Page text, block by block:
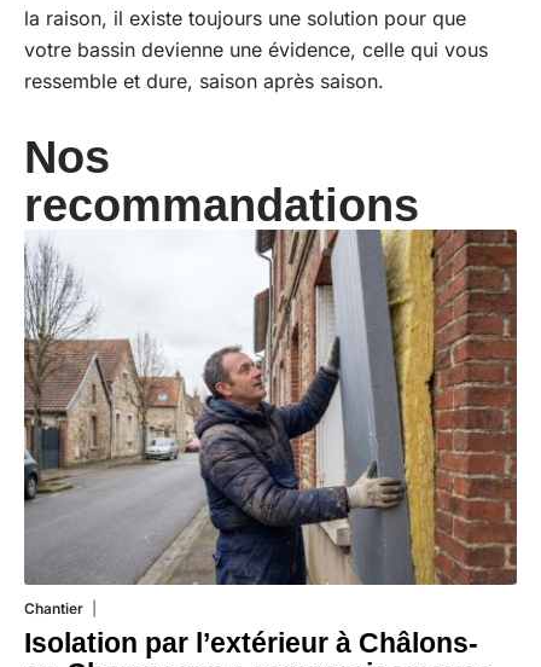
la raison, il existe toujours une solution pour que
votre bassin devienne une évidence, celle qui vous
ressemble et dure, saison après saison.
Nos
recommandations
Chantier
Isolation par l’extérieur à Châlons-